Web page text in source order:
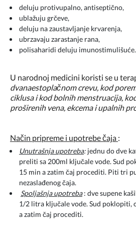
deluju protivupalno, antiseptično,
ublažuju grčeve,
deluju na zaustavljanje krvarenja,
ubrzavaju zarastanje rana,
polisaharidi deluju imunostimulišuće.
U narodnoj medicini koristi se u
dvanaestoplačnom crevu, kod
ciklusa i kod bolnih menstruacija,
proširenih vena, ekcema i upalnih
Način pripreme i upotrebe čaja :
Unutrašnja upotreba: jednu do dve
preliti sa 200ml ključale vode. Sud
15 min a zatim čaj procediti. Piti tri
nezaslađenog čaja.
Spoljašnja upotreba: dve supene
1/2 litra ključale vode. Sud poklopiti,
a zatim čaj procediti.